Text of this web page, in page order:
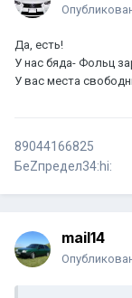
Да, есть!
У нас бяда- Фольц
У вас места
89044166825
БеZпредел34:hi:
mail14